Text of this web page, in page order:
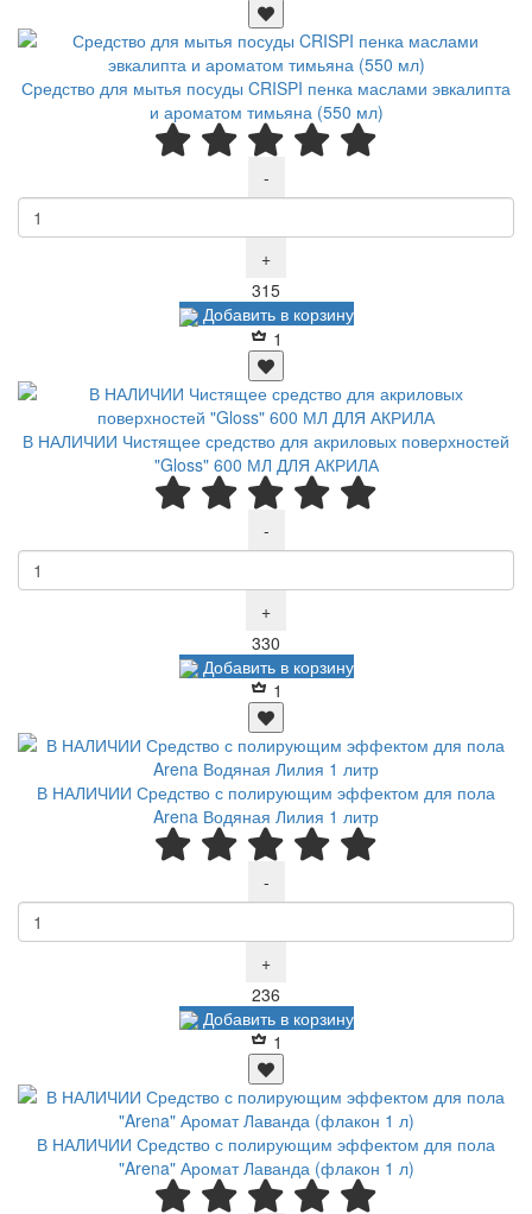
Средство для мытья посуды CRISPI пенка маслами эвкалипта
и ароматом тимьяна (550 мл)
-
+
315Р
Добавить в корзину
1
В НАЛИЧИИ Чистящее средство для акриловых поверхностей
"Gloss" 600 МЛ ДЛЯ АКРИЛА
-
+
330
Добавить в корзину
1
В НАЛИЧИИ Средство с полирующим эффектом для пола
Arena Водяная Лилия 1 литр
-
+
236
Добавить в корзину
1
В НАЛИЧИИ Средство с полирующим эффектом для пола
"Arena" Аромат Лаванда (флакон 1 л)